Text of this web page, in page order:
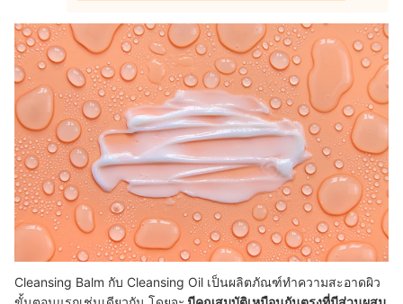
Cleansing Balm กับ Cleansing Oil เป็นผลิตภัณฑ์ทำความสะอาดผิว